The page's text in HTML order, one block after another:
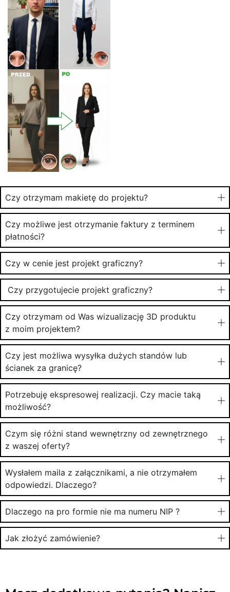
Czy otrzymam makietę do projektu?
Czy możliwe jest otrzymanie faktury z terminem
płatności?
Czy w cenie jest projekt graficzny?
Czy przygotujecie projekt graficzny?
Czy otrzymam od Was wizualizację 3D produktu
z moim projektem?
Czy jest możliwa wysyłka dużych standów lub
ścianek za granicę?
Potrzebuję ekspresowej realizacji. Czy macie taką
możliwość?
Czym się różni stand wewnętrzny od zewnętrznego
z waszej oferty?
Wysłałem maila z załącznikami, a nie otrzymałem
odpowiedzi. Dlaczego?
Dlaczego na pro formie nie ma numeru NIP ?
Jak złożyć zamówienie?